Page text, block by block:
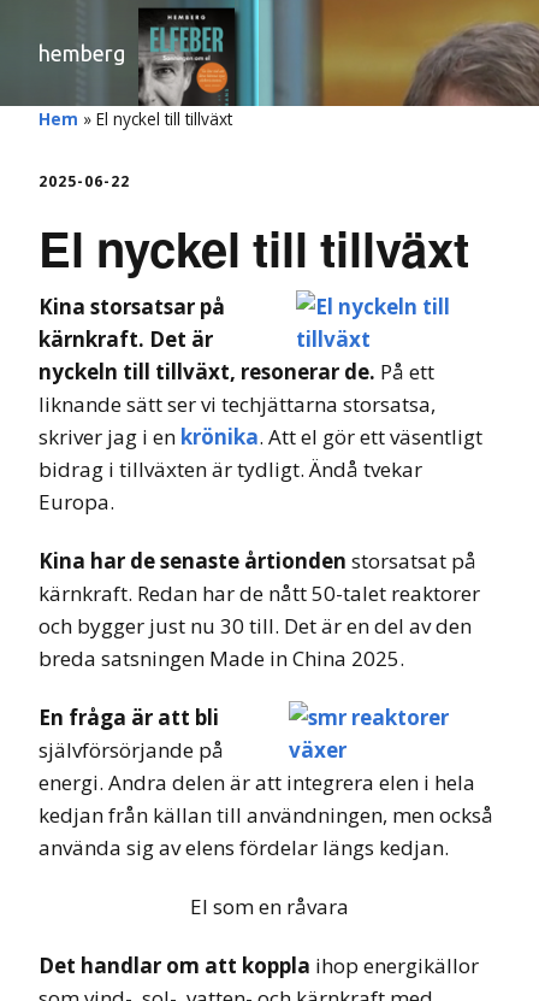
hemberg
Hem » El nyckel till tillväxt
2025-06-22
El nyckel till tillväxt
Kina storsatsar på
kärnkraft. Det är
nyckeln till tillväxt, resonerar de. På ett
liknande sätt ser vi techjättarna storsatsa,
skriver jag i en krönika. Att el gör ett väsentligt
bidrag i tillväxten är tydligt. Ändå tvekar
Europa.
Kina har de senaste årtionden storsatsat på
kärnkraft. Redan har de nått 50-talet reaktorer
och bygger just nu 30 till. Det är en del av den
breda satsningen Made in China 2025.
En fråga är att bli
självförsörjande på
energi. Andra delen är att integrera elen i hela
kedjan från källan till användningen, men också
använda sig av elens fördelar längs kedjan.
El som en råvara
Det handlar om att koppla ihop energikällor